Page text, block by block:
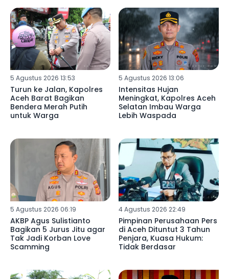
5 Agustus 2026 13:53
Turun ke Jalan, Kapolres
Aceh Barat Bagikan
Bendera Merah Putih
untuk Warga
5 Agustus 2026 13:06
Intensitas Hujan
Meningkat, Kapolres Aceh
Selatan Imbau Warga
Lebih Waspada
5 Agustus 2026 06:19
AKBP Agus Sulistianto
Bagikan 5 Jurus Jitu agar
Tak Jadi Korban Love
Scamming
4 Agustus 2026 22:49
Pimpinan Perusahaan Pers
di Aceh Dituntut 3 Tahun
Penjara, Kuasa Hukum:
Tidak Berdasar